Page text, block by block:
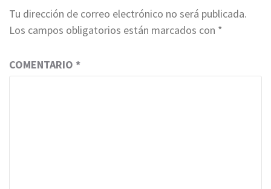
Tu dirección de correo electrónico no será publicada.
Los campos obligatorios están marcados con *
COMENTARIO *